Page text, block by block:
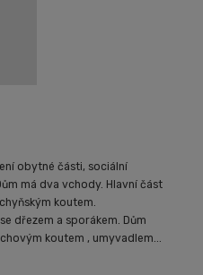
obytné části, sociální
má dva vchody. Hlavní část
koutem.
dřezem a sporákem. Dům
koutem , umyvadlem...